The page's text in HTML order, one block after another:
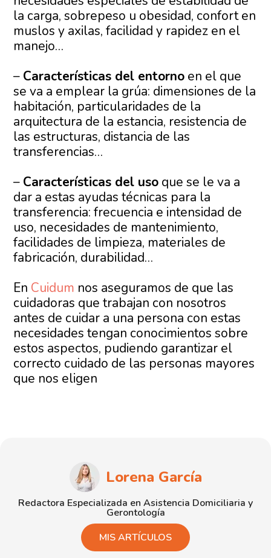
la carga, sobrepeso u obesidad, confort en
muslos y axilas, facilidad y rapidez en el
manejo…
– Características del entorno en el que
se va a emplear la grúa: dimensiones de la
habitación, particularidades de la
arquitectura de la estancia, resistencia de
las estructuras, distancia de las
transferencias…
– Características del uso que se le va a
dar a estas ayudas técnicas para la
transferencia: frecuencia e intensidad de
uso, necesidades de mantenimiento,
facilidades de limpieza, materiales de
fabricación, durabilidad…
En Cuidum nos aseguramos de que las
cuidadoras que trabajan con nosotros
antes de cuidar a una persona con estas
necesidades tengan conocimientos sobre
estos aspectos, pudiendo garantizar el
correcto cuidado de las personas mayores
que nos eligen
Lorena García
Redactora Especializada en Asistencia Domiciliaria y
Gerontología
MIS ARTÍCULOS